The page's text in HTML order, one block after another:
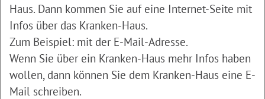
Haus. Dann kommen Sie auf eine Internet-Seite mit
Infos über das Kranken-Haus.
Zum Beispiel: mit der E-Mail-Adresse.
Wenn Sie über ein Kranken-Haus mehr Infos haben
wollen, dann können Sie dem Kranken-Haus eine E-
Mail schreiben.